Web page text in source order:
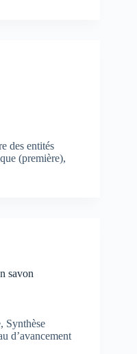
des entités
(première),
savon
, Synthèse
d’avancement